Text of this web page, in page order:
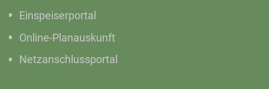
Einspeiserportal
Online-Planauskunft
Netzanschlussportal